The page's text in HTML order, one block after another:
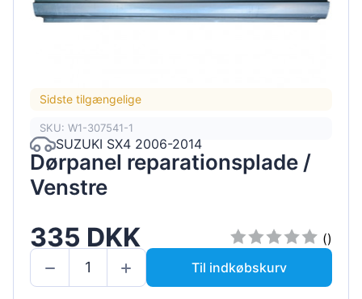
Sidste tilgængelige
SKU: W1-307541-1
SUZUKI SX4 2006-2014
Dørpanel reparationsplade /
Venstre
335 DKK
()
Til indkøbskurv